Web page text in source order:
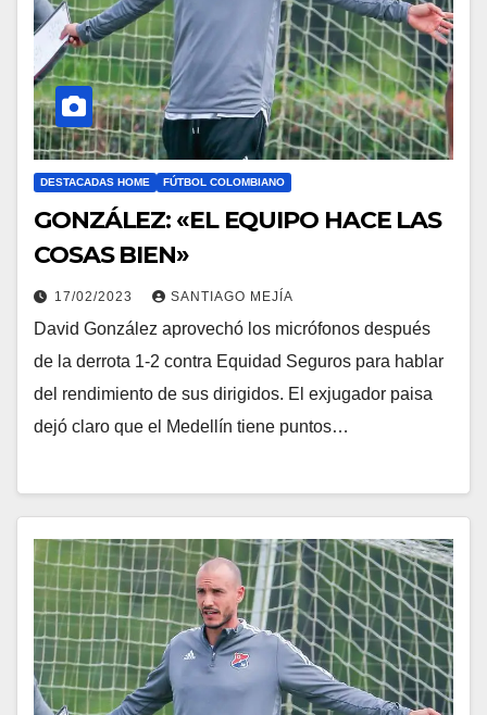
DESTACADAS HOME FÚTBOL COLOMBIANO
GONZÁLEZ: «EL EQUIPO HACE LAS
COSAS BIEN»
17/02/2023 SANTIAGO MEJÍA
David González aprovechó los micrófonos después
de la derrota 1-2 contra Equidad Seguros para hablar
del rendimiento de sus dirigidos. El exjugador paisa
dejó claro que el Medellín tiene puntos…